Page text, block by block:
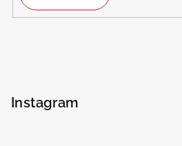
Instagram